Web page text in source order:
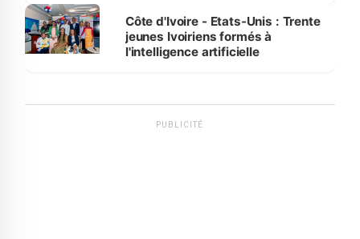
Côte d'Ivoire - Etats-Unis : Trente
jeunes Ivoiriens formés à
l'intelligence artificielle
PUBLICITÉ